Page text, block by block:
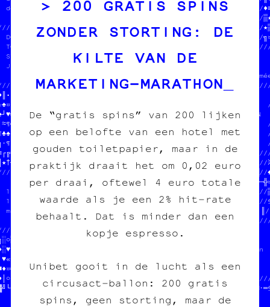
des posters          /////////≈─♥□//  fanzine /// édition  //
//////╬█┐│▒▓♦//  charleroi /// diy    //
//□╔¶│┐■»//                       //
DONNE-NOUS  //OOMIN      //╝○†«♣§‡///////////////////////////
TON POGNON  // LES SOUS  //
STP MERCI   //           //
JEAN-CHAT   //           //¤‡♥≡≈♦//  SOUTENIR LE
//           //░□┌╝≈♦//  tout pour l'image
□§═§░♦//
DONNE-NOUS
///  TON POGNON
PAPIER /// CARBONE   ///  STP MERCI
//  fanzine /// édition  ///  JEAN-CHAT
DONNE-N//  charleroi /// diy    ///
TON POG//
STP MER//////////////////////////////////////////
☆≡//                         ╗ █//
/○♠┼//  100% transwallon
100% transwallon          //─║//  100% légal              § /
100% légal                //¤■//  mieux que sur le darkweb  //
mieux que sur le darkweb  //█※//                            ║/
//
//            ///  PAPIER ///
DONNE-NOUS  //on          ///  fanzine ///
TON POGNON  //            ///  charleroi ///
STP MERCI   //le darkweb
JEAN-CHAT   //
////////////////
ZONDER STORTING: DE
KILTE VAN DE
MARKETING‑MARATHON
De “gratis spins” van 200 lijken
op een belofte van een hotel met
gouden toiletpapier, maar in de
praktijk draait het om 0,02 euro
per draai, oftewel 4 euro totale
waarde als je een 2% hit‑rate
behaalt. Dat is minder dan een
kopje espresso.
Unibet gooit in de lucht als een
circusact‑ballon: 200 gratis
spins, geen storting, maar de